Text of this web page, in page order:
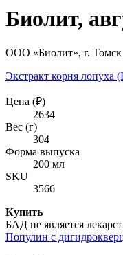
Биолит,
ООО «Биолит», г. Томск
Экстракт корня лопуха
Цена (₽)
2634
Вес (г)
304
Форма выпуска
200 мл
SKU
3566
Купить
БАД не является
Популин с